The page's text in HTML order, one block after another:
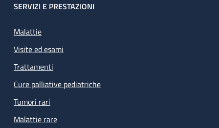
SERVIZI E PRESTAZIONI
Malattie
Visite ed esami
Trattamenti
Cure palliative pediatriche
Tumori rari
Malattie rare